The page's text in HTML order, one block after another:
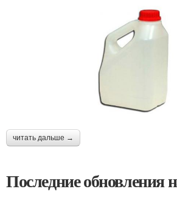
читать дальше →
Последние обновления